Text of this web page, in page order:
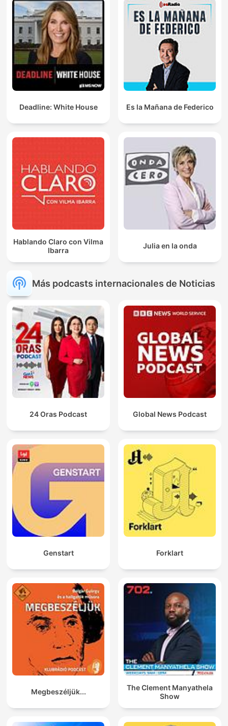
Deadline: White House Es la Mañana de Federico
Hablando Claro con Vilma
Ibarra
Julia en la onda
Más podcasts internacionales de Noticias
24 Oras Podcast Global News Podcast
Genstart Forklart
Megbeszéljük...
The Clement Manyathela
Show